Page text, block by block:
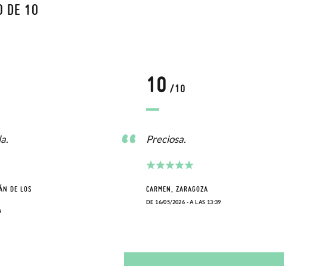
DE 10
DE LOS
10 /10
Preciosa.
CARMEN, ZARAGOZA
DE 16/05/2026 - A LAS 13:39